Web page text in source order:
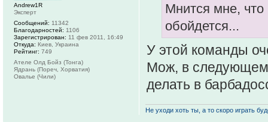
Мнится мне,
обойдется...
У этой команды
Мож, в следующем
делать в
Не уходи хоть ты, а то скоро играть
Andrew1R
Эксперт
Сообщений: 11342
Благодарностей: 1106
Зарегистрирован: 11 фев 2011, 16:49
Откуда: Киев, Украина
Рейтинг: 749
Ателе Олд Бойз (Тонга)
Ядрань (Пореч, Хорватия)
Овалье (Чили)